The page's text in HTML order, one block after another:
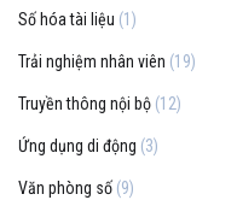
Số hóa tài liệu (1)
Trải nghiệm nhân viên (19)
Truyền thông nội bộ (12)
Ứng dụng di động (3)
Văn phòng số (9)